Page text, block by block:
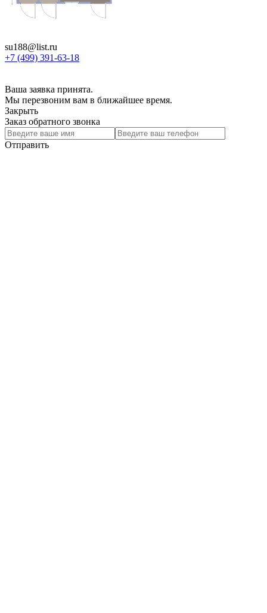
su188@list.ru
+7 (499) 391-63-18
Ваша заявка принята.
Мы перезвоним вам в ближайшее время.
Закрыть
Заказ обратного звонка
Отправить